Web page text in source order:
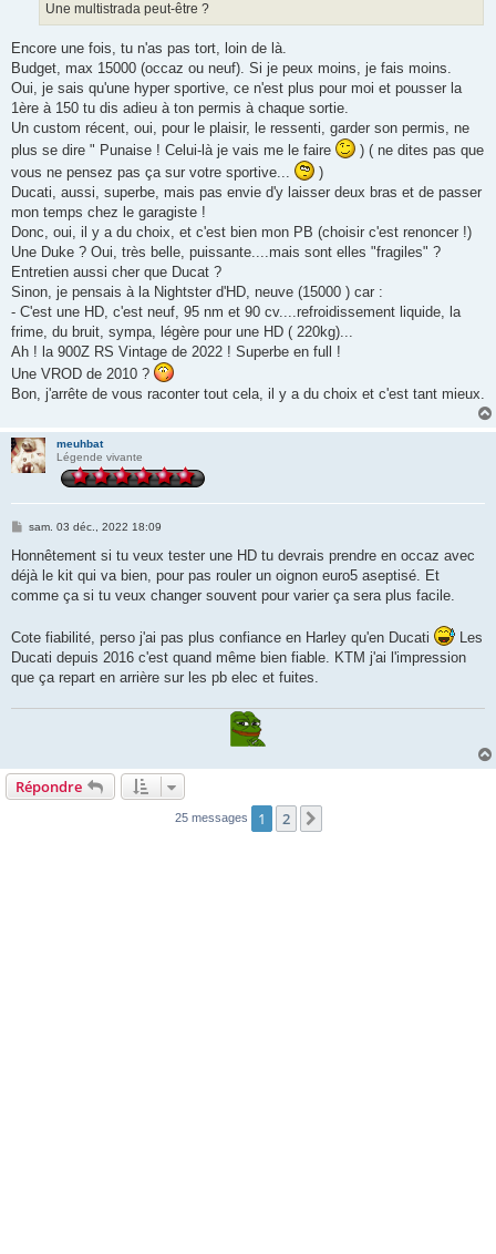
Une multistrada peut-être ?
Encore une fois, tu n'as pas tort, loin de là.
Budget, max 15000 (occaz ou neuf). Si je peux moins, je fais moins.
Oui, je sais qu'une hyper sportive, ce n'est plus pour moi et pousser la
1ère à 150 tu dis adieu à ton permis à chaque sortie.
Un custom récent, oui, pour le plaisir, le ressenti, garder son permis, ne
plus se dire " Punaise ! Celui-là je vais me le faire
) ( ne dites pas que
vous ne pensez pas ça sur votre sportive...
)
Ducati, aussi, superbe, mais pas envie d'y laisser deux bras et de passer
mon temps chez le garagiste !
Donc, oui, il y a du choix, et c'est bien mon PB (choisir c'est renoncer !)
Une Duke ? Oui, très belle, puissante....mais sont elles "fragiles" ?
Entretien aussi cher que Ducat ?
Sinon, je pensais à la Nightster d'HD, neuve (15000 ) car :
- C'est une HD, c'est neuf, 95 nm et 90 cv....refroidissement liquide, la
frime, du bruit, sympa, légère pour une HD ( 220kg)...
Ah ! la 900Z RS Vintage de 2022 ! Superbe en full !
Une VROD de 2010 ?
Bon, j'arrête de vous raconter tout cela, il y a du choix et c'est tant mieux.
meuhbat
Légende vivante
M
s
a
g
sam. 03 déc., 2022 18:09
Honnêtement si tu veux tester une HD tu devrais prendre en occaz avec
déjà le kit qui va bien, pour pas rouler un oignon euro5 aseptisé. Et
comme ça si tu veux changer souvent pour varier ça sera plus facile.
Cote fiabilité, perso j'ai pas plus confiance en Harley qu'en Ducati
Les
Ducati depuis 2016 c'est quand même bien fiable. KTM j'ai l'impression
que ça repart en arrière sur les pb elec et fuites.
Répondre
25 messages 1 2